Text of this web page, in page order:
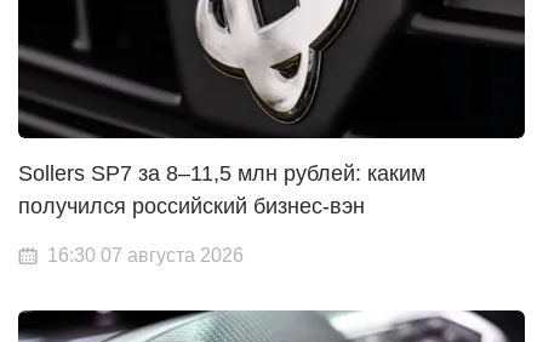
Sollers SP7 за 8–11,5 млн рублей: каким
получился российский бизнес-вэн
16:30 07 августа 2026